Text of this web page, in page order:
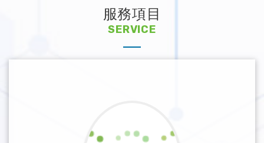
服務項目
SERVICE